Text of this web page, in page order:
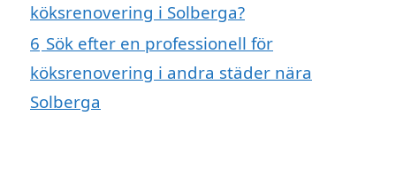
köksrenovering i Solberga?
6 Sök efter en professionell för
köksrenovering i andra städer nära
Solberga